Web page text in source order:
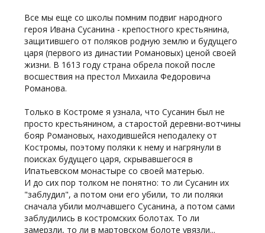
Все мы еще со школы помним подвиг народного
героя Ивана Сусанина - крепостного крестьянина,
защитившего от поляков родную землю и будущего
царя (первого из династии Романовых) ценой своей
жизни. В 1613 году страна обрела покой после
восшествия на престол Михаила Федоровича
Романова.
Только в Костроме я узнала, что Сусанин был не
просто крестьянином, а старостой деревни-вотчины
бояр Романовых, находившейся неподалеку от
Костромы, поэтому поляки к нему и нагрянули в
поисках будущего царя, скрывавшегося в
Ипатьевском монастыре со своей матерью.
И до сих пор толком не понятно: то ли Сусанин их
"заблудил", а потом они его убили, то ли поляки
сначала убили молчавшего Сусанина, а потом сами
заблудились в костромских болотах. То ли
замерзли, то ли в мартовском болоте увязли...